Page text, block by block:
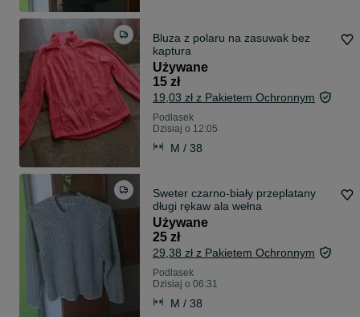
Bluza z polaru na zasuwak bez
kaptura
Używane
15 zł
19,03 zł z Pakietem Ochronnym
Podlasek
Dzisiaj o 12:05
M / 38
Sweter czarno-biały przeplatany
długi rękaw ala wełna
Używane
25 zł
29,38 zł z Pakietem Ochronnym
Podlasek
Dzisiaj o 06:31
M / 38